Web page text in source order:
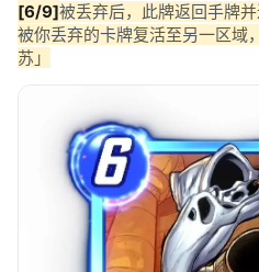
[6/9]被丢弃后，此牌返回手牌并
被你丢弃的卡牌复活至另一区域
苏」